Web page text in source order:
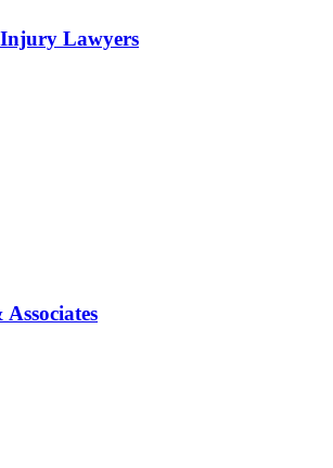
Lawyers